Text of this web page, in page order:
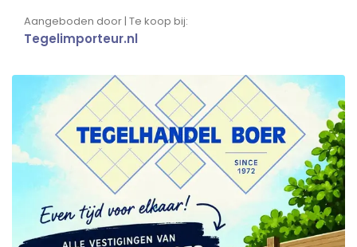
Aangeboden door | Te koop bij:
Tegelimporteur.nl